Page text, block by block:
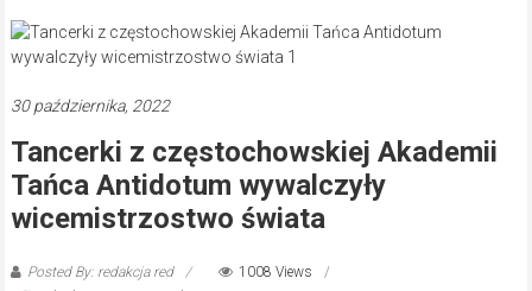
30 października, 2022
Tancerki z częstochowskiej Akademii
Tańca Antidotum wywalczyły
wicemistrzostwo świata
Posted By: redakcja red
1008 Views